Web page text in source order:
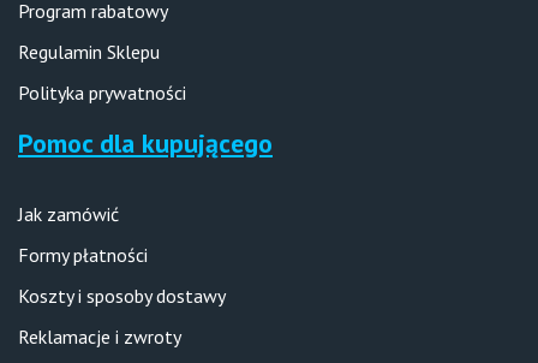
Program rabatowy
Regulamin Sklepu
Polityka prywatności
Pomoc dla kupującego
Jak zamówić
Formy płatności
Koszty i sposoby dostawy
Reklamacje i zwroty